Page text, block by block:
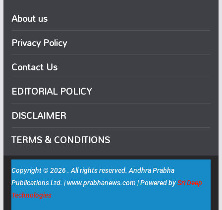
About us
Privacy Policy
Contact Us
EDITORIAL POLICY
DISCLAIMER
TERMS & CONDITIONS
Copyright © 2026 . All rights reserved. Andhra Prabha
Publications Ltd. | www.prabhanews.com | Powered bySri Deep
Technologies